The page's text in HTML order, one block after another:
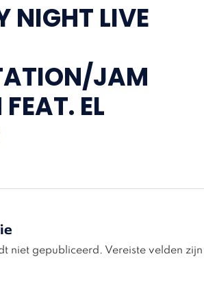
NIGHT LIVE
JAM
EL
niet gepubliceerd. Vereiste velden zijn